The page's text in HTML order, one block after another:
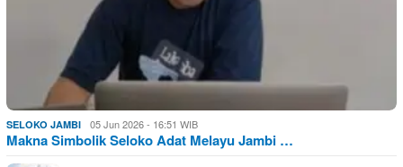
SELOKO JAMBI 05 Jun 2026 - 16:51 WIB
Makna Simbolik Seloko Adat Melayu Jambi …